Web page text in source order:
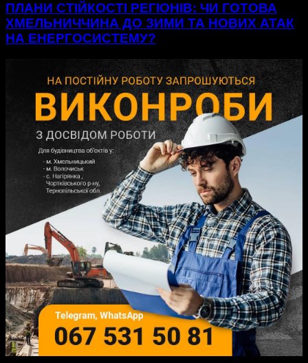
ПЛАНИ СТІЙКОСТІ РЕГІОНІВ: ЧИ ГОТОВА
ХМЕЛЬНИЧЧИНА ДО ЗИМИ ТА НОВИХ АТАК
НА ЕНЕРГОСИСТЕМУ?